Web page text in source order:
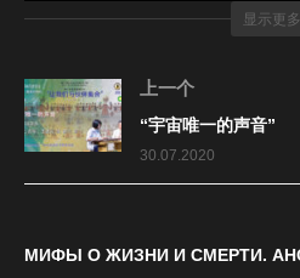
21 августа 2022 года в 19:00显示更多
上一个
“宇宙唯一的声音”
30.07.2020